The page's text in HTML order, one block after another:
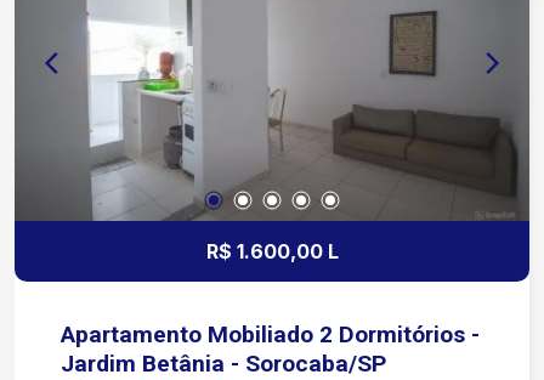
R$ 1.600,00 L
Apartamento Mobiliado 2 Dormitórios -
Jardim Betânia - Sorocaba/SP